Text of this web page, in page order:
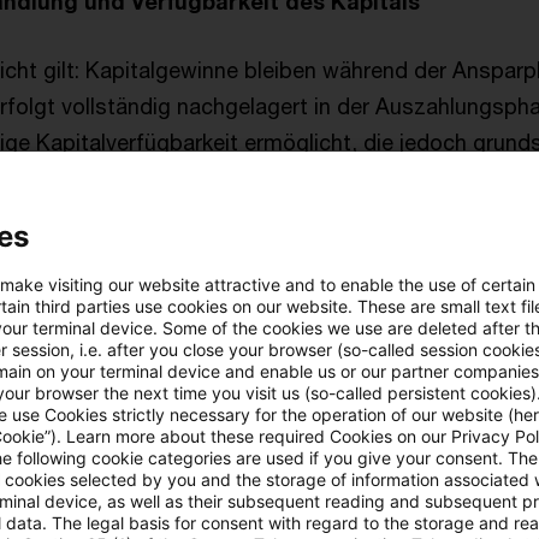
gilt: Kapitalgewinne bleiben während der
vollständig nachgelagert in der
Kapitalverfügbarkeit ermöglicht, die jedoch
und zur Rückzahlung von Zulagen, Steuervorteilen
Erträge führt. Eine wichtige Ausnahme bildet die
die prämienunschädlich ausgestaltet
Ansprüche vorgesehen, entweder
Vorsorgevertrag der Erben oder alternativ
sind jederzeit möglich, ebenso ein
Riester-Produkt in ein neues
entlang der Wertschöpfungskette
Finanzinstituten neue strategische
visiting our website attractive and to enable the use of
third parties use cookies on our website. These are small text
terminal device. Some of the cookies we use are deleted after
session, i.e. after you close your browser (so-called session
on your terminal device and enable us or our partner
browser the next time you visit us (so-called persistent
use Cookies strictly necessary for the operation of our website
Learn more about these required Cookies on our Privacy
following cookie categories are used if you give your consent.
cookies selected by you and the storage of information associated
device, as well as their subsequent reading and subsequent
data. The legal basis for consent with regard to the storage and